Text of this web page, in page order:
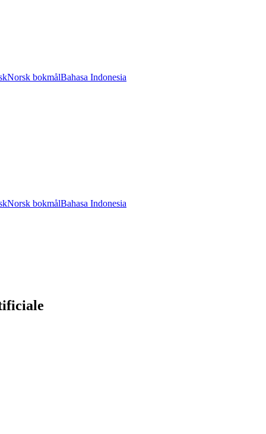
Norsk bokmålBahasa Indonesia
Norsk bokmålBahasa Indonesia